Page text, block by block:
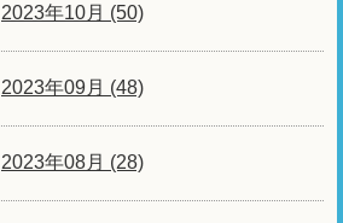
2023年10月 (50)
2023年09月 (48)
2023年08月 (28)